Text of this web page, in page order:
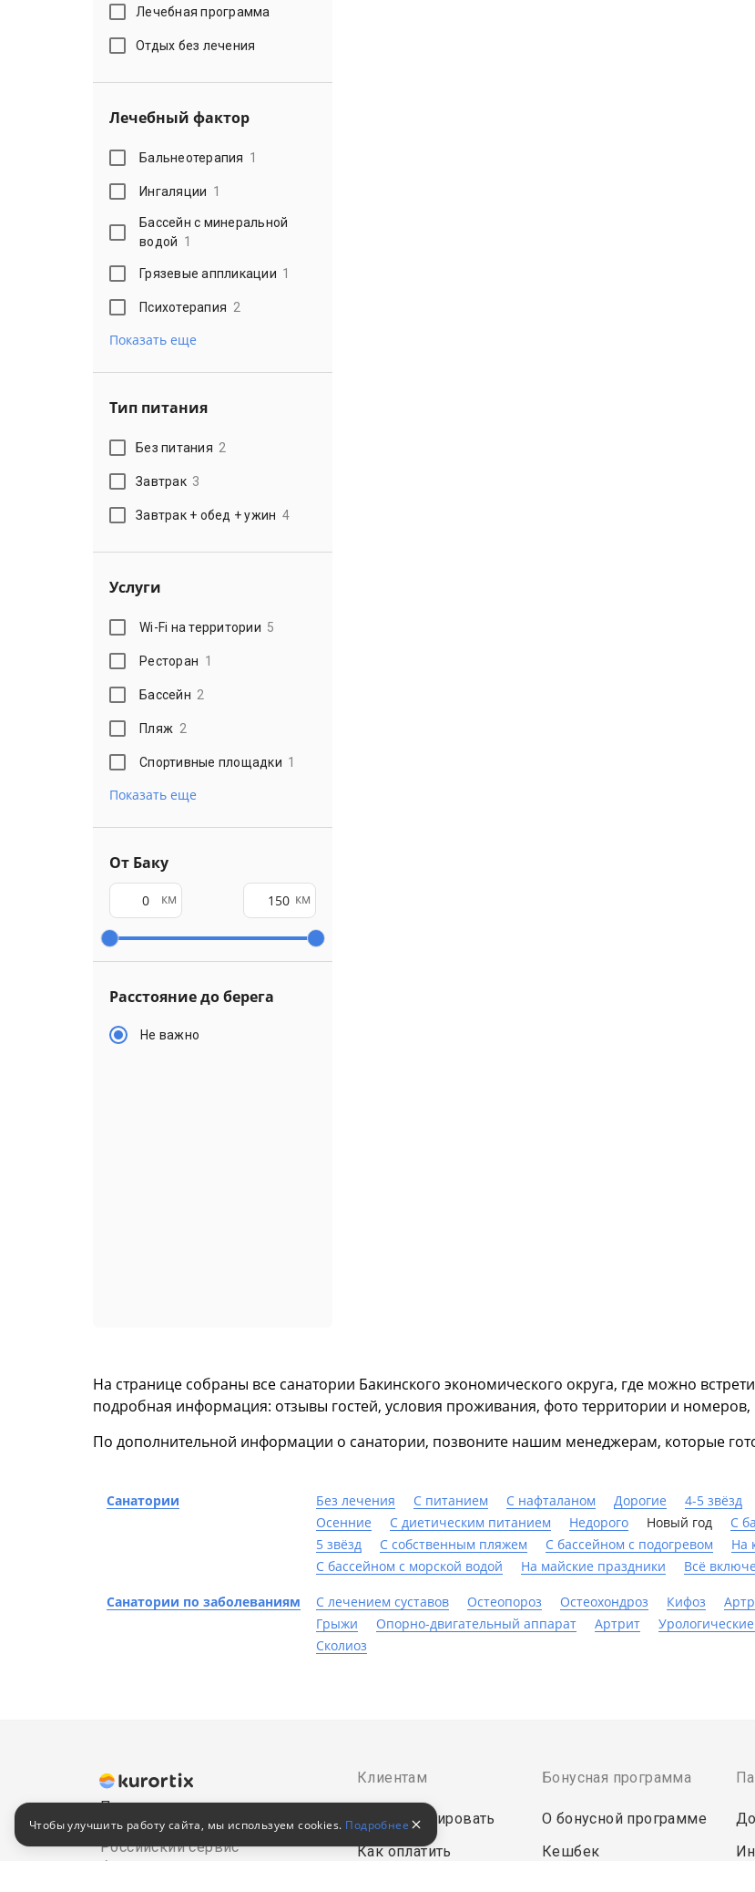
Лечебная программа
Отдых без лечения
Лечебный фактор
Бальнеотерапия 1
Ингаляции 1
Бассейн с минеральной
водой 1
Грязевые аппликации 1
Психотерапия 2
Показать еще
Тип питания
Без питания 2
Завтрак 3
Завтрак + обед + ужин 4
Услуги
Wi-Fi на территории 5
Ресторан 1
Бассейн 2
Пляж 2
Спортивные площадки 1
Показать еще
От Баку
км км
Расстояние до берега
Не важно
На странице собраны все санатории Бакинского экономического округа, где можно
подробная информация: отзывы гостей, условия проживания, фото территории и
По дополнительной информации о санатории, позвоните нашим менеджерам, которые
Санатории Без лечения С питанием С нафталаном Дорогие 4-5 звёзд
Осенние
С диетическим питанием Недорого Новый год C
5 звёзд
С собственным пляжем С бассейном с подогревом На
С бассейном с морской водой
На майские праздники Всё
Санатории по заболеваниям С лечением суставов Остеопороз Остеохондроз Кифоз
Грыжи
Опорно-двигательный аппарат Артрит
Сколиоз
Путевки в санатории
© 2010–2026
Российский сервис
Клиентам
Как забронировать
Как оплатить
Бонусная программа
О бонусной программе
Кешбек
Чтобы улучшить работу сайта, мы используем cookies. Подробнее